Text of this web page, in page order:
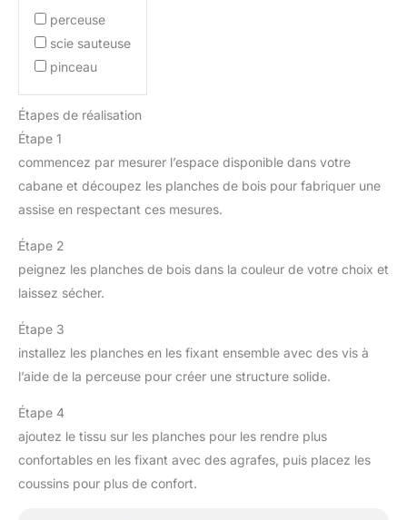
perceuse
scie sauteuse
pinceau
Étapes de réalisation
Étape 1
commencez par mesurer l’espace disponible dans votre
cabane et découpez les planches de bois pour fabriquer une
assise en respectant ces mesures.
Étape 2
peignez les planches de bois dans la couleur de votre choix et
laissez sécher.
Étape 3
installez les planches en les fixant ensemble avec des vis à
l’aide de la perceuse pour créer une structure solide.
Étape 4
ajoutez le tissu sur les planches pour les rendre plus
confortables en les fixant avec des agrafes, puis placez les
coussins pour plus de confort.